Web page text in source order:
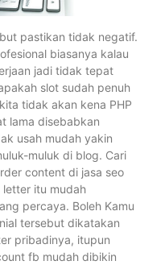
pastikan tidak negatif.
biasanya kalau
jadi tidak tepat
slot sudah penuh
tidak akan kena PHP
lama disebabkan
usah mudah yakin
muluk di blog. Cari
content di jasa seo
itu mudah
percaya. Boleh Kamu
tersebut dikatakan
pribadinya, itupun
fb mudah dibikin